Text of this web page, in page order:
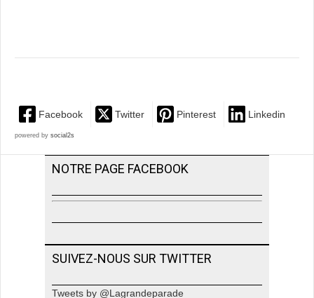
Facebook Twitter Pinterest Linkedin
powered by social2s
NOTRE PAGE FACEBOOK
SUIVEZ-NOUS SUR TWITTER
Tweets by @Lagrandeparade